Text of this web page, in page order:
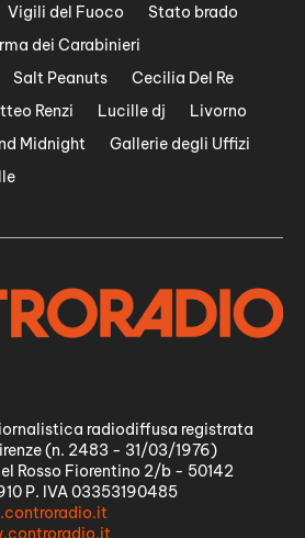
Vigili del Fuoco
Stato brado
dei Carabinieri
Salt Peanuts
Cecilia Del Re
Renzi Lucille dj
Livorno
Midnight
Gallerie degli Uffizi
radiodiffusa registrata
(n. 2483 - 31/03/1976)
Rosso Fiorentino 2/b - 50142
P. IVA 03353190485